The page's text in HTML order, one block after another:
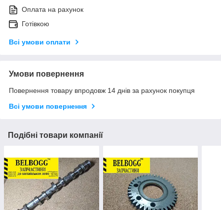
Оплата на рахунок
Готівкою
Всі умови оплати
Умови повернення
Повернення товару впродовж 14 днів за рахунок покупця
Всі умови повернення
Подібні товари компанії